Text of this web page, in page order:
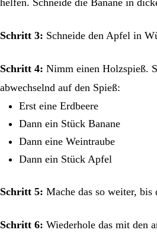
Schritt 3: Schneide den Apfel in
Schritt 4: Nimm einen Holzspieß.
abwechselnd auf den Spieß:
Erst eine Erdbeere
Dann ein Stück Banane
Dann eine Weintraube
Dann ein Stück Apfel
Schritt 5: Mache das so weiter,
Schritt 6: Wiederhole das mit den